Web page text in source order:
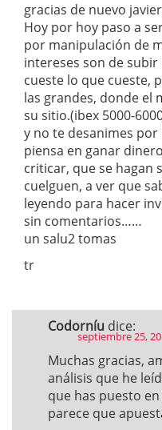
gracias de nuevo
Hoy por hoy paso a
por manipulación de
intereses son de
cueste lo que cueste,
las grandes, donde el
su sitio.(ibex 5000-
y no te desanimes
piensa en ganar
criticar, que se hagan
cuelguen, a ver que
leyendo para hacer
sin comentarios……
un salu2 tomas
tr
Codorníu dice:
septiembre 25,
Muchas gracias,
análisis que he
que has puesto
parece que